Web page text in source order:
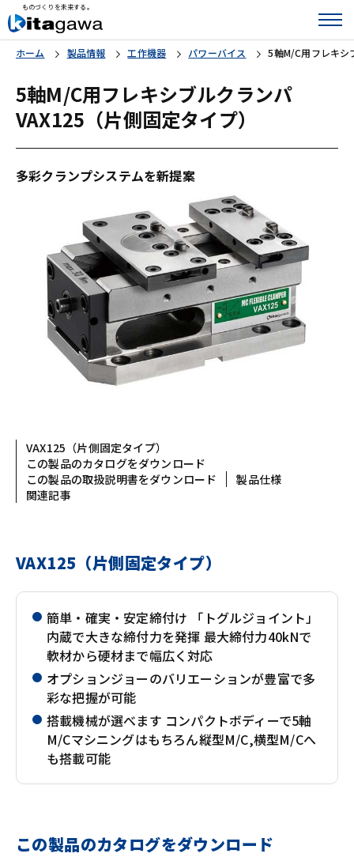
ものづくりを未来する。
ホーム 製品情報 工作機器 パワーバイス 5軸M/C用フレキシ
5軸M/C用フレキシブルクランパ
VAX125（片側固定タイプ）
多彩クランプシステムを新提案
VAX125（片側固定タイプ）
この製品のカタログをダウンロード
この製品の取扱説明書をダウンロード
製品仕様
関連記事
VAX125（片側固定タイプ）
簡単・確実・安定締付け 「トグルジョイント」
内蔵で大きな締付力を発揮 最大締付力40kNで
軟材から硬材まで幅広く対応
オプションジョーのバリエーションが豊富で多
彩な把握が可能
搭載機械が選べます コンパクトボディーで5軸
M/Cマシニングはもちろん縦型M/C,横型M/Cへ
も搭載可能
この製品のカタログをダウンロード